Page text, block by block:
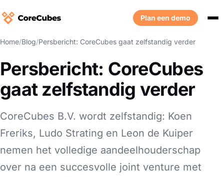
Plan een demo
Home/Blog/Persbericht: CoreCubes gaat zelfstandig verder
Persbericht: CoreCubes
gaat zelfstandig verder
CoreCubes B.V. wordt zelfstandig: Koen
Freriks, Ludo Strating en Leon de Kuiper
nemen het volledige aandeelhouderschap
over na een succesvolle joint venture met